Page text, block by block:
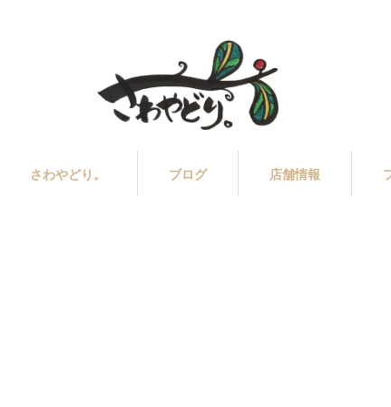
さわやどり。 ブログ 店舗情報